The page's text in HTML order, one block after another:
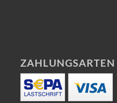
ZAHLUNGSARTEN